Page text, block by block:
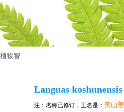
植物智
Languas koshunensis
注：名称已修订，正名是： 美山